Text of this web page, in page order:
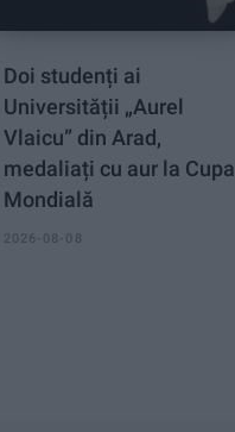
Doi studenți ai
Universității „Aurel
Vlaicu” din Arad,
medaliați cu aur la Cupa
Mondială
2026-08-08